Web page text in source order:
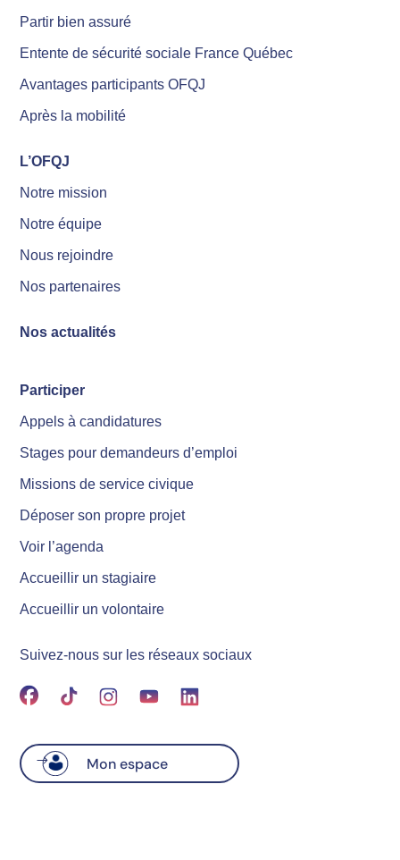
Partir bien assuré
Entente de sécurité sociale France Québec
Avantages participants OFQJ
Après la mobilité
L’OFQJ
Notre mission
Notre équipe
Nous rejoindre
Nos partenaires
Nos actualités
Participer
Appels à candidatures
Stages pour demandeurs d’emploi
Missions de service civique
Déposer son propre projet
Voir l’agenda
Accueillir un stagiaire
Accueillir un volontaire
Suivez-nous sur les réseaux sociaux
Mon espace